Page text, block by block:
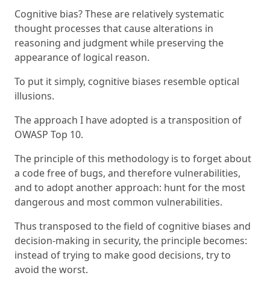
Cognitive bias? These are relatively systematic
thought processes that cause alterations in
reasoning and judgment while preserving the
appearance of logical reason.
To put it simply, cognitive biases resemble optical
illusions.
The approach I have adopted is a transposition of
OWASP Top 10.
The principle of this methodology is to forget about
a code free of bugs, and therefore vulnerabilities,
and to adopt another approach: hunt for the most
dangerous and most common vulnerabilities.
Thus transposed to the field of cognitive biases and
decision-making in security, the principle becomes:
instead of trying to make good decisions, try to
avoid the worst.